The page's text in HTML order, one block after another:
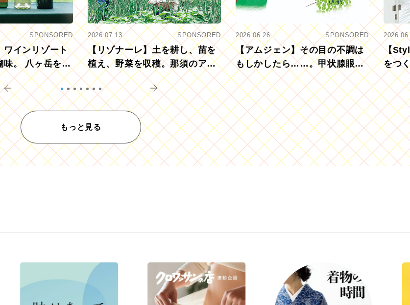
SPONSORED
ワインリゾート
味。 八ヶ岳を望
ロ
2026.07.13 SPONSORED
【リゾナーレ】土を耕し、苗を
植え、野菜を収穫。那須のアグ
リツーリズモを体験
2026.06.26 SPONSORED
【アムジェン】その目の不調は
もしかしたら……。甲状腺眼症
を知っていますか？
【
をつ
もっと見る